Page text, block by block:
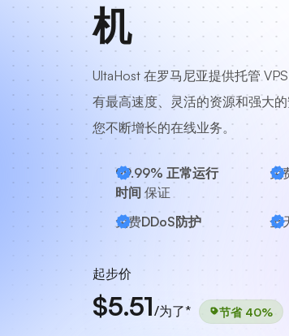
机
UltaHost 在罗马尼亚提供托管
有最高速度、灵活的资源和强大
您不断增长的在线业务。
99.99% 正常运行
时间 保证
免
免费DDoS防护 全
起步价
$5.51/为了* 节省 40%